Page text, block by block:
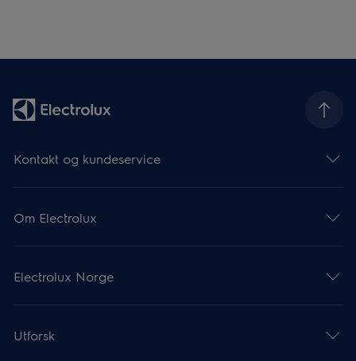
Kontakt og kundeservice
Om Electrolux
Electrolux Norge
Utforsk